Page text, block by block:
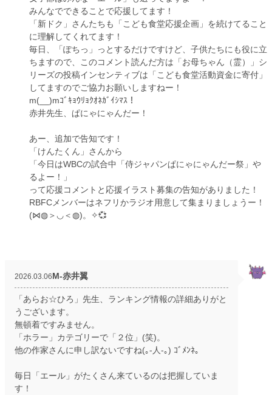
みんなでできることで応援してます！
「新ドク」さんたちも「こども食堂応援企画」を続けてること
に理解してくれてます！
毎日、「ぽちっ」っとするだけですけど、子供たちにも役に立
ちますので、このコメント読んだ方は「お母ちゃん（霊）」シ
リーズの投稿インセンティブは「こども食堂活動資金に寄付」
してますのでご協力お願いしますねー！
m(__)mｺﾞｷｮｳﾘｮｸｵﾈｶﾞｲｼﾏｽ！
赤井先生、ぱにゃにゃんだー！
あー、追加で告知です！
「けんたくん」さんから
「今日はWBCの試合中「侍ジャパンぱにゃにゃんだー祭」や
るよー！」
って応援コメントと応援イラスト募集の告知がありました！
RBFCメンバーはネフリかラジオ用意して集まりましょうー！
(⋈◍＞◡＜◍)。✧💞
2026.03.06M‐赤井翼
「あらお☆ひろ」先生、ランキング情報の詳細ありがと
うございます。
無頓着ですみません。
「ホラー」カテゴリーで「２位」(笑)。
他の作家さんに申し訳ないですね(｡-人-｡) ｺﾞﾒﾝﾈ。
毎日「エール」がたくさん来ているのは把握していま
す！